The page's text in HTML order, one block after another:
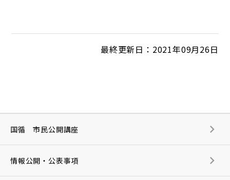
最終更新日：2021年09月26日
国循 市民公開講座
情報公開・公表事項